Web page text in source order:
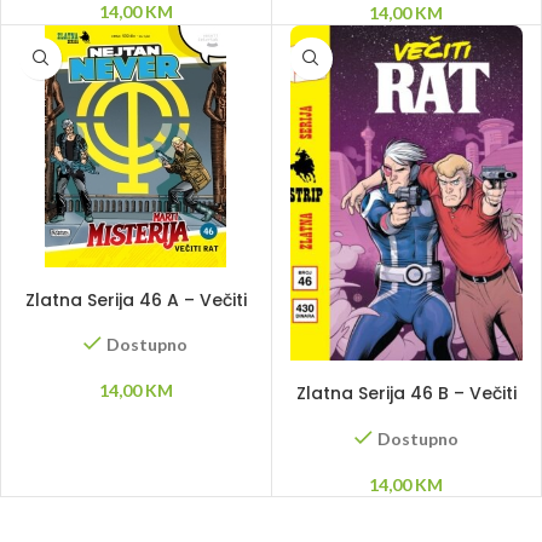
14,00KM 14,00KM
Zlatna Serija 46 A – Večiti
Dostupno
14,00KM
Zlatna Serija 46 B – Večiti
Dostupno
14,00KM